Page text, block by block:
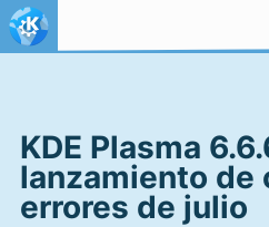
Ir al contenido
KDE Plasma
lanzamiento de
errores de julio